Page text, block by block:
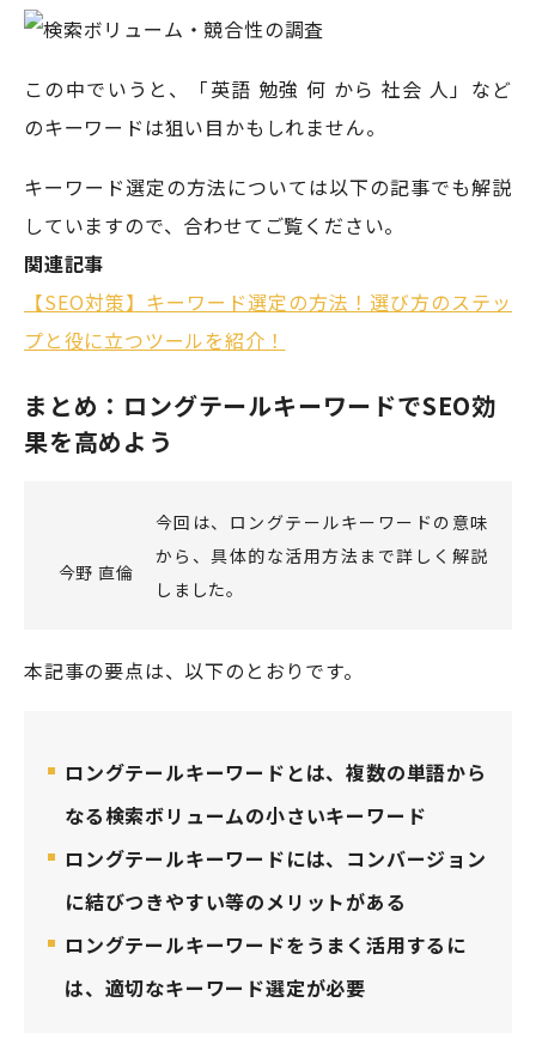
この中でいうと、「英語 勉強 何 から 社会 人」など
のキーワードは狙い目かもしれません。
キーワード選定の方法については以下の記事でも解説
していますので、合わせてご覧ください。
関連記事
【SEO対策】キーワード選定の方法！選び方のステッ
プと役に立つツールを紹介！
まとめ：ロングテールキーワードでSEO効
果を高めよう
今野 直倫
今回は、ロングテールキーワードの意味
から、具体的な活用方法まで詳しく解説
しました。
本記事の要点は、以下のとおりです。
ロングテールキーワードとは、複数の単語から
なる検索ボリュームの小さいキーワード
ロングテールキーワードには、コンバージョン
に結びつきやすい等のメリットがある
ロングテールキーワードをうまく活用するに
は、適切なキーワード選定が必要